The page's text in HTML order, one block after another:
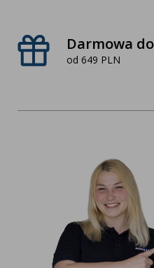
Darmowa
od 649 PLN